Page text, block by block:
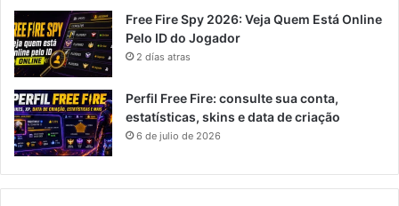
Free Fire Spy 2026: Veja Quem Está Online
Pelo ID do Jogador
2 días atras
Perfil Free Fire: consulte sua conta,
estatísticas, skins e data de criação
6 de julio de 2026